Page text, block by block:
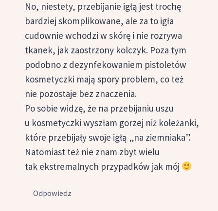
No, niestety, przebijanie igłą jest trochę
bardziej skomplikowane, ale za to igła
cudownie wchodzi w skórę i nie rozrywa
tkanek, jak zaostrzony kolczyk. Poza tym
podobno z dezynfekowaniem pistoletów
kosmetyczki mają spory problem, co też
nie pozostaje bez znaczenia.
Po sobie widzę, że na przebijaniu uszu
u kosmetyczki wyszłam gorzej niż koleżanki,
które przebijały swoje igłą „na ziemniaka”.
Natomiast też nie znam zbyt wielu
tak ekstremalnych przypadków jak mój
Odpowiedz